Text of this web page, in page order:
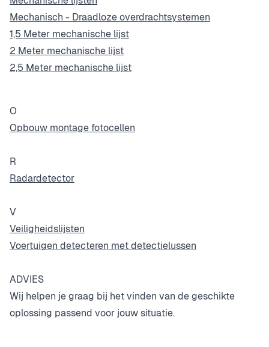
Mechanisch - Draadloze overdrachtsystemen
1,5 Meter mechanische lijst
2 Meter mechanische lijst
2,5 Meter mechanische lijst
O
Opbouw montage fotocellen
R
Radardetector
V
Veiligheidslijsten
Voertuigen detecteren met detectielussen
ADVIES
Wij helpen je graag bij het vinden van de geschikte
oplossing passend voor jouw situatie.